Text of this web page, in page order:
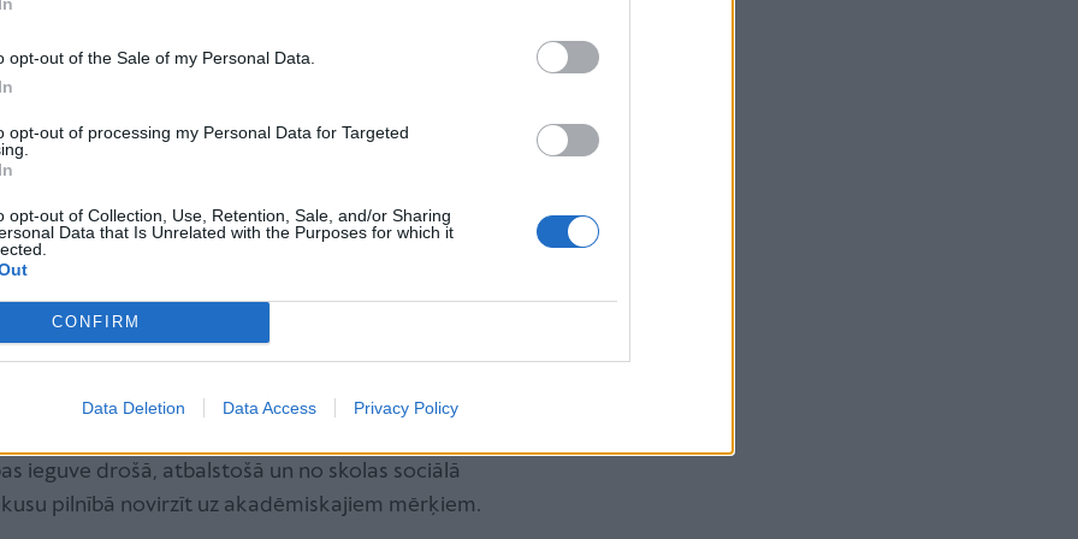
opt-out of the Sale of my Personal Data.
opt-out of processing my Personal Data for Targeted
opt-out of Collection, Use, Retention, Sale, and/or Sharing
Data that Is Unrelated with the Purposes for which it
CONFIRM
Data Deletion Data Access Privacy Policy
ar mākslu, mūziku vai pat sper pirmos soļus
veidošanā.
Enerģija un laiks netiek tērēti ikdienas ceļam uz
starp mācību stundām.
patstāvība un moderno digitālo rīku
kuras visaugstāk vērtē vadošās universitātes
nepieciešamie materiāli, videolekcijas un
pārskatāmā un mūsdienīgā tiešsaistes
ieguve drošā, atbalstošā un no skolas sociālā
pilnībā novirzīt uz akadēmiskajiem mērķiem.